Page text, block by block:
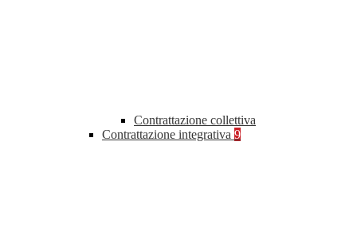
Contrattazione collettiva
Contrattazione integrativa 9